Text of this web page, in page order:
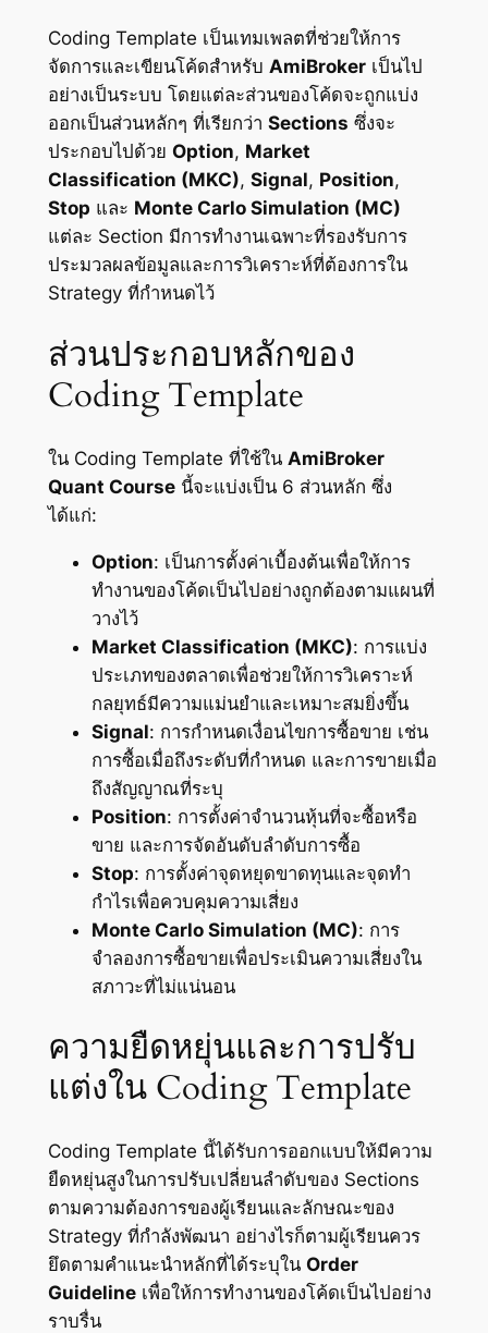
Coding Template เป็นเทมเพลตที่ช่วยให้การ
จัดการและเขียนโค้ดสำหรับ AmiBrokerเป็นไป
อย่างเป็นระบบ โดยแต่ละส่วนของโค้ดจะถูกแบ่ง
ออกเป็นส่วนหลักๆ ที่เรียกว่า Sections ซึ่งจะ
ประกอบไปด้วย Option, Market
Classification (MKC), Signal, Position,
Stop และ Monte Carlo Simulation (MC)
แต่ละ Section มีการทำงานเฉพาะที่รองรับการ
ประมวลผลข้อมูลและการวิเคราะห์ที่ต้องการใน
Strategy ที่กำหนดไว้
ส่วนประกอบหลักของ
Coding Template
ใน Coding Template ที่ใช้ใน AmiBroker
Quant Courseนี้จะแบ่งเป็น 6 ส่วนหลัก ซึ่ง
ได้แก่:
Option: เป็นการตั้งค่าเบื้องต้นเพื่อให้การ
ทำงานของโค้ดเป็นไปอย่างถูกต้องตามแผนที่
วางไว้
Market Classification (MKC): การแบ่ง
ประเภทของตลาดเพื่อช่วยให้การวิเคราะห์
กลยุทธ์มีความแม่นยำและเหมาะสมยิ่งขึ้น
Signal: การกำหนดเงื่อนไขการซื้อขาย เช่น
การซื้อเมื่อถึงระดับที่กำหนด และการขายเมื่อ
ถึงสัญญาณที่ระบุ
Position: การตั้งค่าจำนวนหุ้นที่จะซื้อหรือ
ขาย และการจัดอันดับลำดับการซื้อ
Stop: การตั้งค่าจุดหยุดขาดทุนและจุดทำ
กำไรเพื่อควบคุมความเสี่ยง
Monte Carlo Simulation (MC): การ
จำลองการซื้อขายเพื่อประเมินความเสี่ยงใน
สภาวะที่ไม่แน่นอน
ความยืดหยุ่นและการปรับ
แต่งใน Coding Template
Coding Template นี้ได้รับการออกแบบให้มีความ
ยืดหยุ่นสูงในการปรับเปลี่ยนลำดับของ Sections
ตามความต้องการของผู้เรียนและลักษณะของ
Strategy ที่กำลังพัฒนา อย่างไรก็ตามผู้เรียนควร
ยึดตามคำแนะนำหลักที่ได้ระบุใน Order
Guidelineเพื่อให้การทำงานของโค้ดเป็นไปอย่าง
ราบรื่น